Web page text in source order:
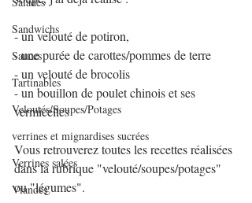
Sandwichs
Sauces
Tartinables
Veloutés/Soupes/Potages
verrines et mignardises sucrées
Verrines salées
Viandes
- un velouté de potiron,
- une purée de carottes/pommes de terre
- un velouté de brocolis
- un bouillon de poulet chinois et ses
vermicelles
Vous retrouverez toutes les recettes réalisées
dans la rubrique "velouté/soupes/potages"
ou "légumes".